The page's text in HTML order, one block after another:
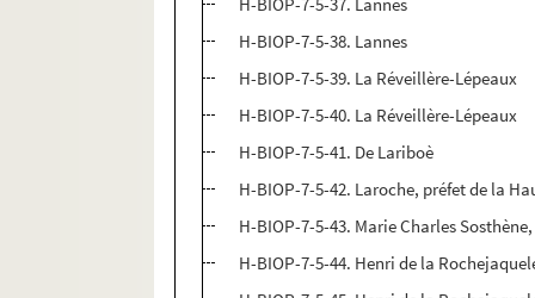
H-BIOP-7-5-38. Lannes
H-BIOP-7-5-39. La Réveillère-Lépeaux
H-BIOP-7-5-40. La Réveillère-Lépeaux
H-BIOP-7-5-41. De Lariboè
H-BIOP-7-5-42. Laroche, préfet de la
H-BIOP-7-5-43. Marie Charles
H-BIOP-7-5-44. Henri de la